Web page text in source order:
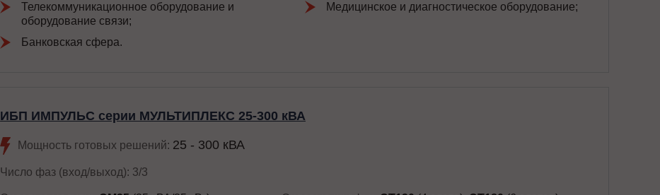
Телекоммуникационное оборудование и
оборудование связи;
Медицинское и диагностическое оборудование;
Банковская сфера.
ИБП ИМПУЛЬС серии МУЛЬТИПЛЕКС 25-300 кВА
Мощность готовых решений: 25 - 300 кВА
Число фаз (вход/выход): 3/3